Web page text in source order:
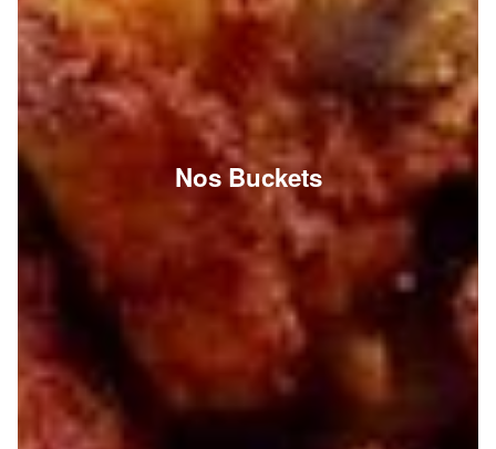
Nos Buckets